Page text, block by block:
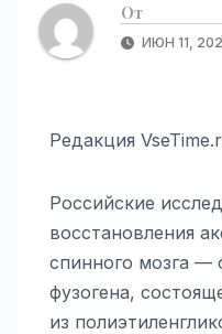
От
ИЮН 11,
Редакция
Российские
восстановления
спинного мозга —
фузогена,
из